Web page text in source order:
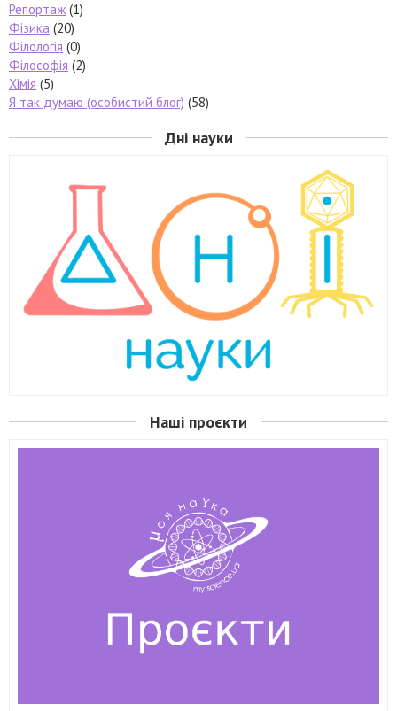
Репортаж(1)
Фізика (20)
Філологія (0)
Філософія (2)
Хімія (5)
Я так думаю (особистий блог) (58)
Дні науки
Наші проєкти